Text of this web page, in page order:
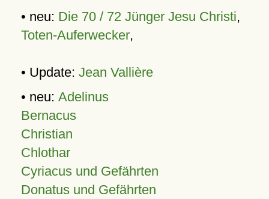
• neu: Die 70 / 72 Jünger Jesu Christi,
Toten-Auferwecker,
• Update: Jean Vallière
• neu: Adelinus
Bernacus
Christian
Chlothar
Cyriacus und Gefährten
Donatus und Gefährten